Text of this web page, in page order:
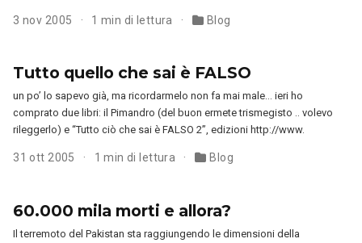
3 nov 2005 1 min di lettura Blog
Tutto quello che sai è FALSO
un po’ lo sapevo già, ma ricordarmelo non fa mai male… ieri ho
comprato due libri: il Pimandro (del buon ermete trismegisto .. volevo
rileggerlo) e “Tutto ciò che sai è FALSO 2”, edizioni http://www.
31 ott 2005 1 min di lettura Blog
60.000 mila morti e allora?
Il terremoto del Pakistan sta raggiungendo le dimensioni della